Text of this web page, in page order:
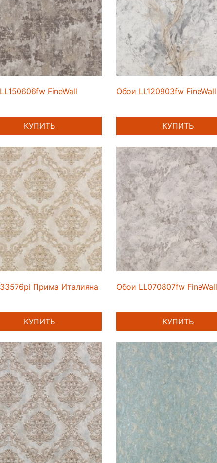
FineWall
КУПИТЬ
Обои LL120903fw FineWall
КУПИТЬ
Прима Италияна
КУПИТЬ
Обои LL070807fw FineWall
КУПИТЬ